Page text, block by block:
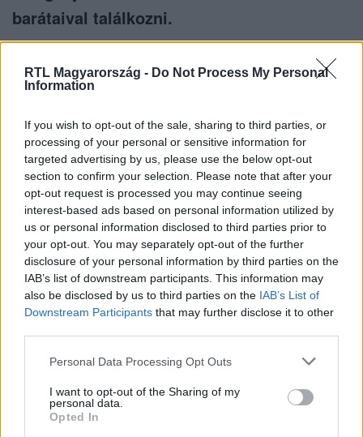
RTL Magyarország - Do Not Process My Personal
Information
If you wish to opt-out of the sale, sharing to third parties, or
processing of your personal or sensitive information for
targeted advertising by us, please use the below opt-out
section to confirm your selection. Please note that after your
opt-out request is processed you may continue seeing
interest-based ads based on personal information utilized by
us or personal information disclosed to third parties prior to
your opt-out. You may separately opt-out of the further
disclosure of your personal information by third parties on the
IAB’s list of downstream participants. This information may
also be disclosed by us to third parties on the IAB’s List of
Downstream Participants that may further disclose it to other
Please note that this website/app uses one or more Google
not limited to your visit or usage behaviour. You may click to
grant or deny consent to Google and its third-party tags to
use your data for below specified purposes in below Google
Personal Data Processing Opt Outs
I want to opt-out of the Sharing of my
personal data.
Opted In
barátaival találkozni.
Itt állítsd be, hogy az RTL.hu az elsők között
legyen a Google-találatokban!
Kövess minket, és értesülj a friss hírekről a